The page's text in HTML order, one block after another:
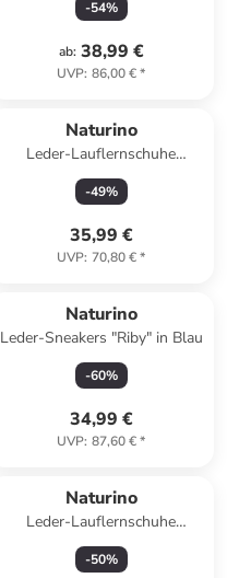
-54%
ab: 38,99 €
UVP: 86,00 €*
Naturino
Leder-Lauflernschuhe
"Cocoon" in Beige
-49%
35,99 €
UVP: 70,80 €*
Naturino
Leder-Sneakers "Riby" in Blau
-60%
34,99 €
UVP: 87,60 €*
Naturino
Leder-Lauflernschuhe
"Cocoon" in Rosa
-50%